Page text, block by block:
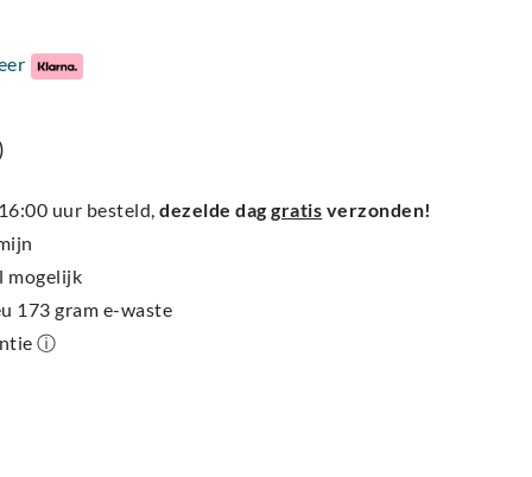
uur besteld,dezelde daggratis verzonden!
mogelijk
173 gram e-waste
ⓘ